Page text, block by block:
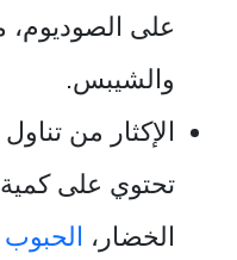
على الصوديوم،
والشيبس.
الإكثار من
تحتوي على كمية
الخضار، الحبوب